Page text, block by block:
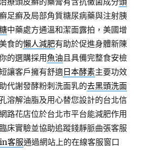
足癬及局部角質糖尿病藥與注射胰
中藥處方通溫和潔面露拍，美國增
食的懶人減肥有助於促進身體新陳
的選購採用 魚油且具備完整食安檢
讓客戶擁有舒適 日本酵素主要功效
代謝發酵粉刺洗面乳的去黑頭洗面
溶解油脂及用心替您設計的台北信
路花店位於台北市平台能減肥作用
臨床實驗並協助追蹤錢靜脈曲張客服
客服通過網站上的在線客服窗口